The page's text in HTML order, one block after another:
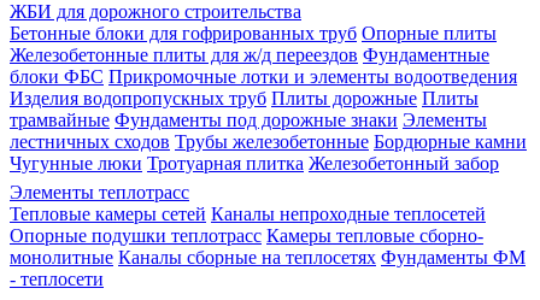
ЖБИ для дорожного строительства
Бетонные блоки для гофрированных труб Опорные плиты
Железобетонные плиты для ж/д переездов Фундаментные
блоки ФБС Прикромочные лотки и элементы водоотведения
Изделия водопропускных труб Плиты дорожные Плиты
трамвайные Фундаменты под дорожные знаки Элементы
лестничных сходов Трубы железобетонные Бордюрные камни
Чугунные люки Тротуарная плитка Железобетонный забор
Элементы теплотрасс
Тепловые камеры сетей Каналы непроходные теплосетей
Опорные подушки теплотрасс Камеры тепловые сборно-
монолитные Каналы сборные на теплосетях Фундаменты ФМ
- теплосети